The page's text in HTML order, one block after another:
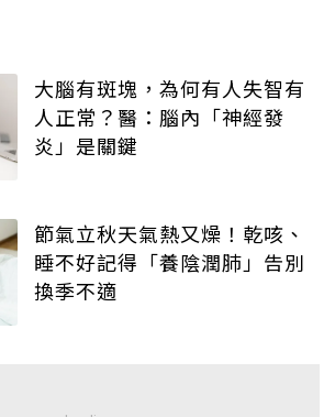
大腦有斑塊，為何有人失智有
人正常？醫：腦內「神經發
炎」是關鍵
節氣立秋天氣熱又燥！乾咳、
睡不好記得「養陰潤肺」告別
換季不適